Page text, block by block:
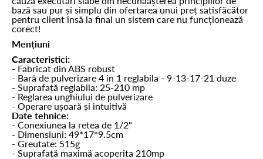
bază sau pur și simplu din ofertarea unui preț satisfăcător
pentru client însă la final un sistem care nu funcționează
corect!
Mențiuni
Caracteristici:
- Fabricat din ABS robust
- Bară de pulverizare 4 in 1 reglabila - 9-13-17-21 duze
- Suprafață reglabila: 25-210 mp
- Reglarea unghiului de pulverizare
- Operare ușoară și intuitivă
Date tehnice:
- Conexiunea la retea de 1/2"
- Dimensiuni: 49*17*9.5cm
- Greutate: 515g
- Suprafață maximă acoperita 210mp